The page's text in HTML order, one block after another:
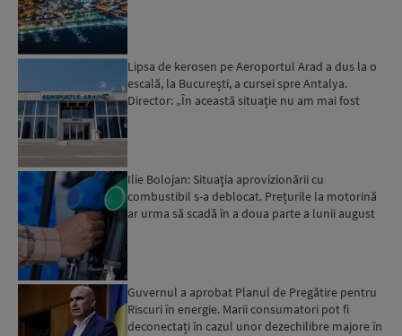
Lipsa de kerosen pe Aeroportul Arad a dus la o
escală, la București, a cursei spre Antalya.
Director: „În această situație nu am mai fost
Ilie Bolojan: Situaţia aprovizionării cu
combustibil s-a deblocat. Prețurile la motorină
ar urma să scadă în a doua parte a lunii august
Guvernul a aprobat Planul de Pregătire pentru
Riscuri în energie. Marii consumatori pot fi
deconectați în cazul unor dezechilibre majore în